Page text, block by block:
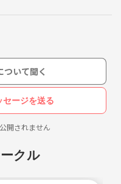
いて聞く
セージを送る
開されません
クル